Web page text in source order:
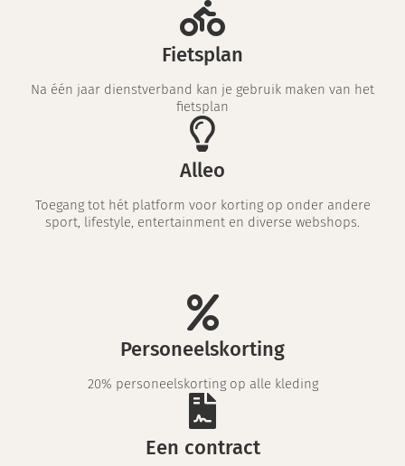
Fietsplan
Na één jaar dienstverband kan je gebruik maken van het
fietsplan
Alleo
Toegang tot hét platform voor korting op onder andere
sport, lifestyle, entertainment en diverse webshops.
Personeelskorting
20% personeelskorting op alle kleding
Een contract